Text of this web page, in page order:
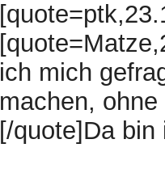
ich mich
machen,
[/quote]Da